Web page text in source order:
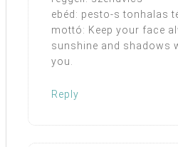
ebéd: pesto-s tonhalas
mottó: Keep your face
sunshine and shadows
you.
Reply